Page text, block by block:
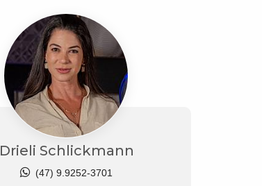
Drieli Schlickmann
(47) 9.9252-3701